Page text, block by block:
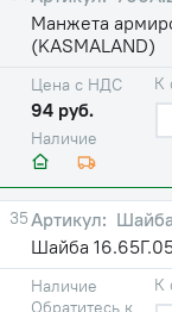
Манжета
(KASMALAND)
Наличие
Цена с НДС
94 руб.
К
35
Шайба
Наличие
Обратитесь к
К